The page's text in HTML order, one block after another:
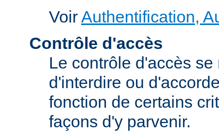
VoirAuthentification,
Contrôle d'accès
Le contrôle d'accès
d'interdire ou
fonction de certains
façons d'y parvenir.